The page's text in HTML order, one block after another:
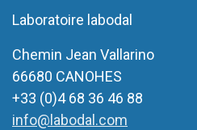
Laboratoire labodal
Chemin Jean Vallarino
66680 CANOHES
+33 (0)4 68 36 46 88
info@labodal.com